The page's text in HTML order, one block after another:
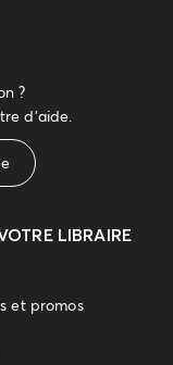
?
d'aide.
LIBRAIRE
et promos